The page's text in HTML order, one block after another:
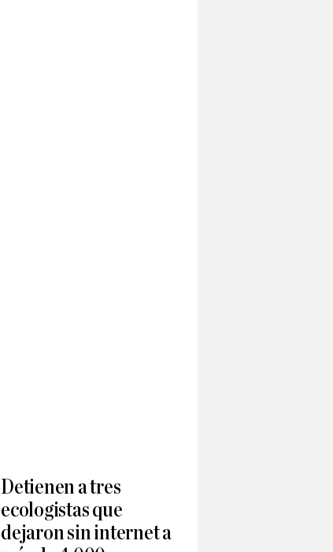
Detienen a tres
ecologistas que
dejaron sin internet a